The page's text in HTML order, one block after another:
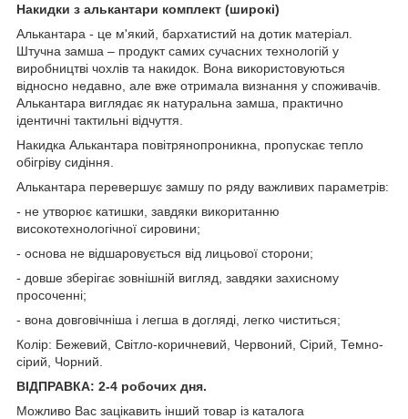
Накидки з алькантари комплект (широкі)
Алькантара - це м'який, бархатистий на дотик матеріал.
Штучна замша – продукт самих сучасних технологій у
виробництві чохлів та накидок. Вона використовуються
відносно недавно, але вже отримала визнання у споживачів.
Алькантара виглядає як натуральна замша, практично
ідентичні тактильні відчуття.
Накидка Алькантара повітрянопроникна, пропускає тепло
обігріву сидіння.
Алькантара перевершує замшу по ряду важливих параметрів:
- не утворює катишки, завдяки викоританню
високотехнологічної сировини;
- основа не відшаровується від лицьової сторони;
- довше зберігає зовнішній вигляд, завдяки захисному
просоченні;
- вона довговічніша і легша в догляді, легко чиститься;
Колір: Бежевий, Світло-коричневий, Червоний, Сірий, Темно-
сірий, Чорний.
ВІДПРАВКА: 2-4 робочих дня.
Можливо Вас зацікавить інший товар із каталога